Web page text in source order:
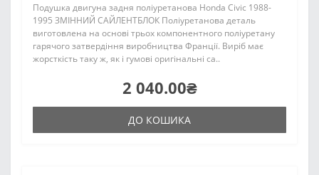
Подушка двигуна задня поліуретанова Honda Civic 1988-
1995 ЗМІННИЙ САЙЛЕНТБЛОК Поліуретанова деталь
виготовлена на основі трьох компонентного поліуретану
гарячого затвердіння виробництва Франції. Виріб має
жорсткість таку ж, як і гумові оригінальні са..
2 040.00₴
ДО КОШИКА